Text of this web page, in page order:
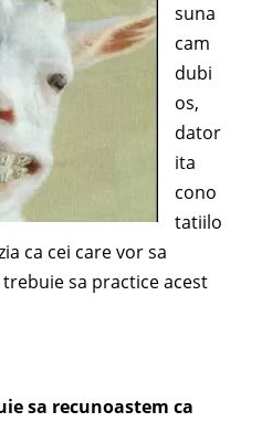
suna
cam
dubi
os,
dator
ita
cono
tatiilo
ca cei care vor sa
sa practice acest
sa recunoastem ca